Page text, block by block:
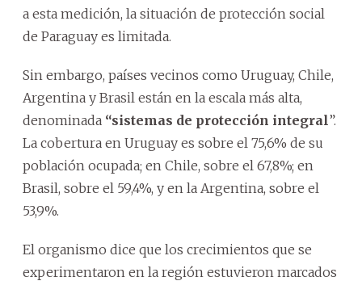
a esta medición, la situación de protección social
de Paraguay es limitada.
Sin embargo, países vecinos como Uruguay, Chile,
Argentina y Brasil están en la escala más alta,
denominada “sistemas de protección integral”.
La cobertura en Uruguay es sobre el 75,6% de su
población ocupada; en Chile, sobre el 67,8%; en
Brasil, sobre el 59,4%, y en la Argentina, sobre el
53,9%.
El organismo dice que los crecimientos que se
experimentaron en la región estuvieron marcados